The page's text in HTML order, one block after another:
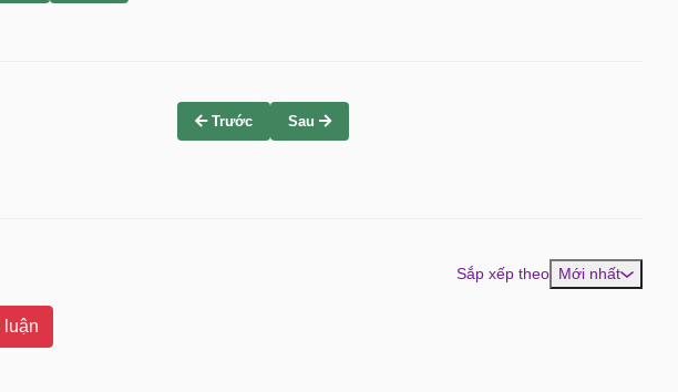
Trước Sau
Sắp xếp theo Mới nhất